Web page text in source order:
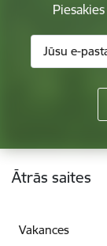
Kājene
Ātrās saites
Vakances